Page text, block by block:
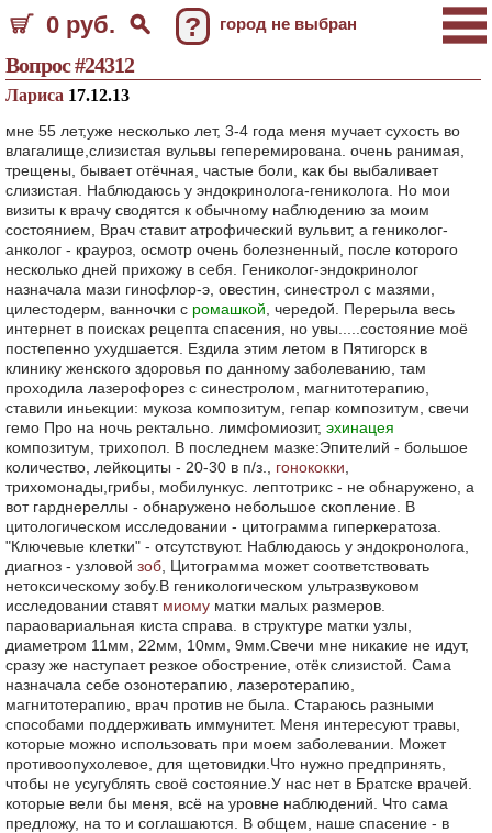
0 руб. ? город не выбран
Вопрос #24312
Лариса 17.12.13
мне 55 лет,уже несколько лет, 3-4 года меня мучает сухость во
влагалище,слизистая вульвы геперемирована. очень ранимая,
трещены, бывает отёчная, частые боли, как бы выбаливает
слизистая. Наблюдаюсь у эндокринолога-гениколога. Но мои
визиты к врачу сводятся к обычному наблюдению за моим
состоянием, Врач ставит атрофический вульвит, а гениколог-
анколог - крауроз, осмотр очень болезненный, после которого
несколько дней прихожу в себя. Гениколог-эндокринолог
назначала мази гинофлор-э, овестин, синестрол с мазями,
цилестодерм, ванночки с ромашкой , чередой. Перерыла весь
интернет в поисках рецепта спасения, но увы.....состояние моё
постепенно ухудшается. Ездила этим летом в Пятигорск в
клинику женского здоровья по данному заболеванию, там
проходила лазерофорез с синестролом, магнитотерапию,
ставили иньекции: мукоза композитум, гепар композитум, свечи
гемо Про на ночь ректально. лимфомиозит, эхинацея
композитум, трихопол. В последнем мазке:Эпителий - большое
количество, лейкоциты - 20-30 в п/з., гонококки
трихомонады,грибы, мобилункус. лептотрикс - не обнаружено, а
вот гарднереллы - обнаружено небольшое скопление. В
цитологическом исследовании - цитограмма гиперкератоза.
"Ключевые клетки" - отсутствуют. Наблюдаюсь у эндокронолога,
диагноз - узловой зоб , Цитограмма может соответствовать
нетоксическому зобу.В геникологическом ультразвуковом
исследовании ставят миому матки малых размеров.
параовариальная киста справа. в структуре матки узлы,
диаметром 11мм, 22мм, 10мм, 9мм.Свечи мне никакие не идут,
сразу же наступает резкое обострение, отёк слизистой. Сама
назначала себе озонотерапию, лазеротерапию,
магнитотерапию, врач против не была. Стараюсь разными
способами поддерживать иммунитет. Меня интересуют травы,
которые можно использовать при моем заболевании. Может
противоопухолевое, для щетовидки.Что нужно предпринять,
чтобы не усугублять своё состояние.У нас нет в Братске врачей.
которые вели бы меня, всё на уровне наблюдений. Что сама
предложу, на то и соглашаются. В общем, наше спасение - в